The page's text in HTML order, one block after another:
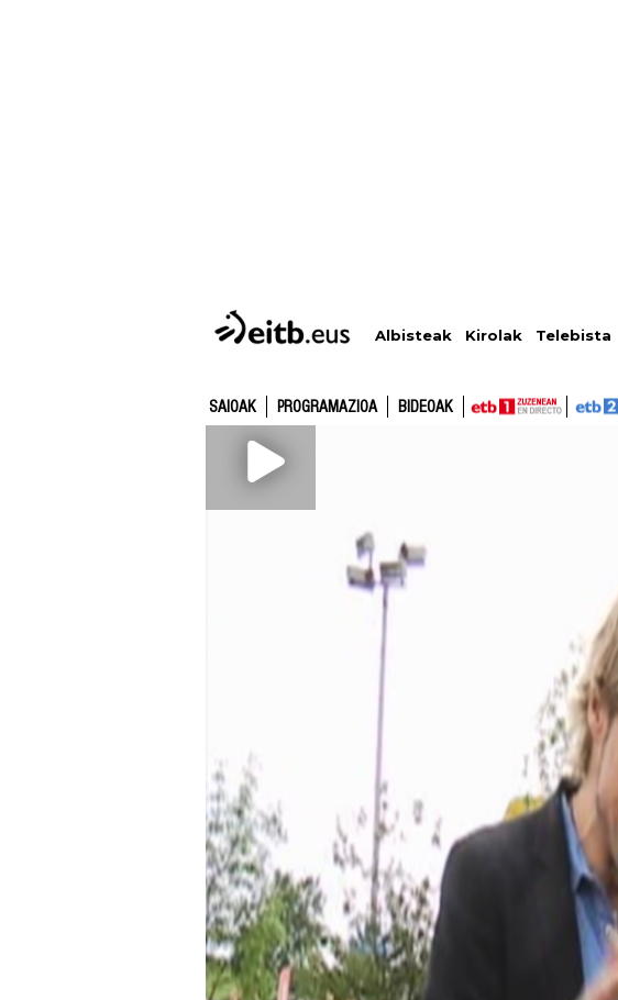
Albisteak Kirolak Telebista
SAIOAK PROGRAMAZIOA BIDEOAK